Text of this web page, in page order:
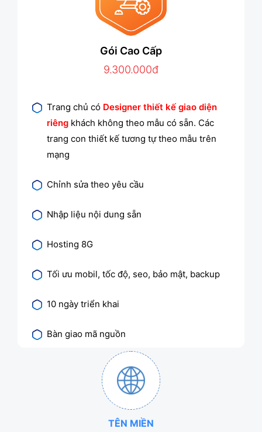
Gói Cao Cấp
9.300.000đ
Trang chủ có Designer thiết kế giao diện
riêng khách không theo mẫu có sẵn. Các
trang con thiết kế tương tự theo mẫu trên
mạng
Chỉnh sửa theo yêu cầu
Nhập liệu nội dung sẵn
Hosting 8G
Tối ưu mobil, tốc độ, seo, bảo mật, backup
10 ngày triển khai
Bàn giao mã nguồn
TÊN MIỀN